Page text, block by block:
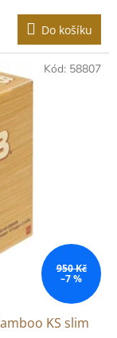
Do košíku
950 Kč
–7 %
KS slim
Kód: 58807